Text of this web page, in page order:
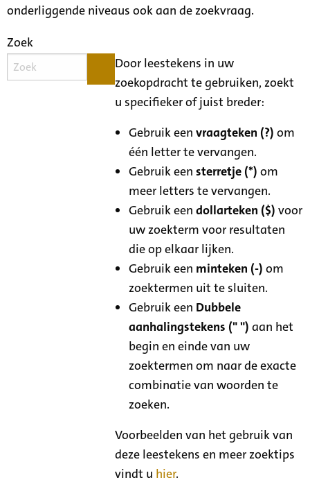
onderliggende niveaus ook aan de zoekvraag.
Zoek
Door leestekens in uw
zoekopdracht te gebruiken, zoekt
u specifieker of juist breder:
Gebruik eenvraagteken (?) om
één letter te vervangen.
Gebruik eensterretje (*) om
meer letters te vervangen.
Gebruik eendollarteken ($) voor
uw zoekterm voor resultaten
die op elkaar lijken.
Gebruik een minteken (-) om
zoektermen uit te sluiten.
Gebruik een Dubbele
aanhalingstekens (" ") aan het
begin en einde van uw
zoektermen om naar de exacte
combinatie van woorden te
zoeken.
Voorbeelden van het gebruik van
deze leestekens en meer zoektips
vindt u hier.